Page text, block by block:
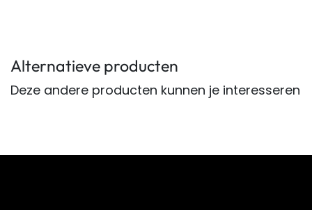
Alternatieve producten
Deze andere producten kunnen je interesseren